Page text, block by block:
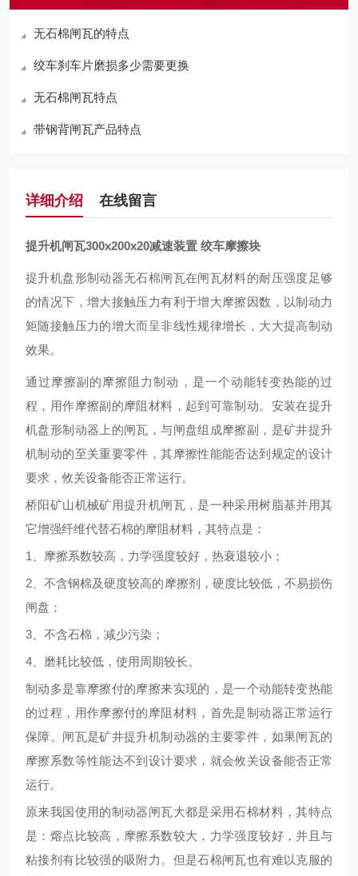
无石棉闸瓦的特点
绞车刹车片磨损多少需要更换
无石棉闸瓦特点
带钢背闸瓦产品特点
详细介绍 在线留言
提升机闸瓦300x200x20减速装置 绞车摩擦块
提升机盘形制动器无石棉闸瓦在闸瓦材料的耐压强度足够
的情况下 ， 增大接触压力有利于增大摩擦因数，以制动力
矩随接触压力的增大而呈非线性规律增长，大大提高制动
效果。
通过摩擦副的摩擦阻力制动，是一个动能转变热能的过
程，用作摩擦副的摩阻材料， 起到 可靠制动。安装在提升
机盘形制动器上的闸瓦，与闸盘组成摩擦副，是矿井提升
机制动的至关重要零件，其摩擦性能能否达到规定的设计
要求，攸关设备能否正常运行。
桥阳矿山机械矿用提升机闸瓦，是一种采用树脂基并用其
它增强纤维代替石棉的摩阻材料，其特点是：
1、摩擦系数较高，力学强度较好，热衰退较小；
2、不含钢棉及硬度较高的 摩擦剂，硬度比较低，不易损伤
闸盘；
3、不含石棉， 减少污染 ；
4、磨耗比较低，使用周期较长。
制动多是靠摩擦付的摩擦来实现的，是一个动能转变热能
的过程，用作摩擦付的摩阻材料，首先是制动器正常运行
保障。闸瓦是矿井提升机制动器的主要零件，如果闸瓦的
摩擦系数等性能达不到设计要求，就会攸关设备能否正常
运行。
原来我国使用的制动器闸瓦大都是采用石棉材料，其特点
是：熔点 比较高，摩擦系数较大，力学强度较好，并且与
粘接剂有比较强的吸附力。但是石棉闸瓦也有难以克服的